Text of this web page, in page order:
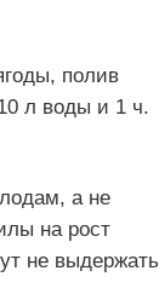
полив
л воды и 1 ч.
а не
на рост
не выдержать